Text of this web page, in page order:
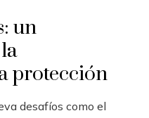
un
protección
desafíos como el